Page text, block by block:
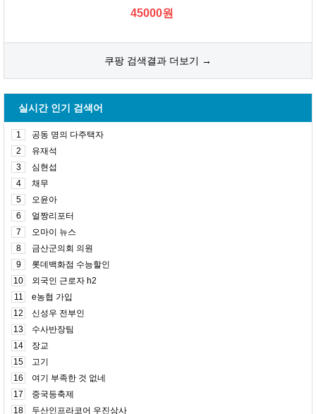
45000원
쿠팡 검색결과 더보기 →
실시간 인기 검색어
1
공동 명의 다주택자
2
유재석
3
심현섭
4
채무
5
오윤아
6
얼짱리포터
7
오마이 뉴스
8
금산군의회 의원
9
롯데백화점 수능할인
10
외국인 근로자 h2
11
e농협 가입
12
신성우 전부인
13
수사반장팀
14
장교
15
고기
16
여기 부족한 것 없네
17
중국등축제
18
두산인프라코어 우진상사